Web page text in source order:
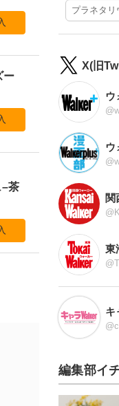
ー
茶
プラネタリ
X(旧
ウ
ウ
関
東
キ
編集部イ